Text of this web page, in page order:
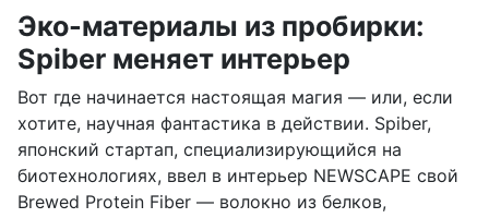
Эко-материалы из пробирки:
Spiber меняет интерьер
Вот где начинается настоящая магия — или, если
хотите, научная фантастика в действии. Spiber,
японский стартап, специализирующийся на
биотехнологиях, ввел в интерьер NEWSCAPE свой
Brewed Protein Fiber — волокно из белков,